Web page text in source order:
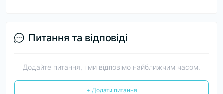
Питання та відповіді
Додайте питання, і ми відповімо найближчим часом.
+ Додати питання